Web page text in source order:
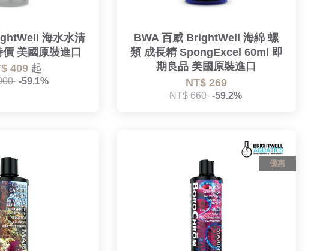
海水水清
美國原裝進口
409 起
-59.1%
BWA 百威 BrightWell 海綿 螺
類 成長精 SpongExcel 60ml 即
期良品 美國原裝進口
NT$ 269
NT$ 660 -59.2%
優惠